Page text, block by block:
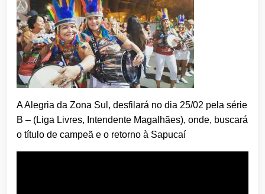
A Alegria da Zona Sul, desfilará no dia 25/02 pela série
B – (Liga Livres, Intendente Magalhães), onde, buscará
o título de campeã e o retorno à Sapucaí